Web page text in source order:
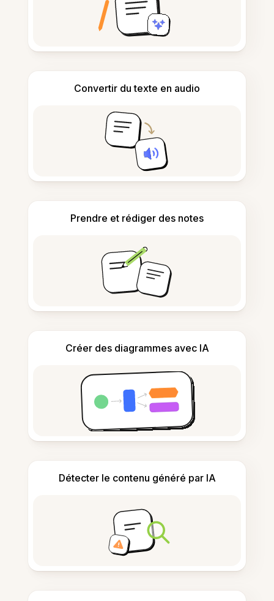
Convertir du texte en audio
Prendre et rédiger des notes
Créer des diagrammes avec IA
Détecter le contenu généré par IA